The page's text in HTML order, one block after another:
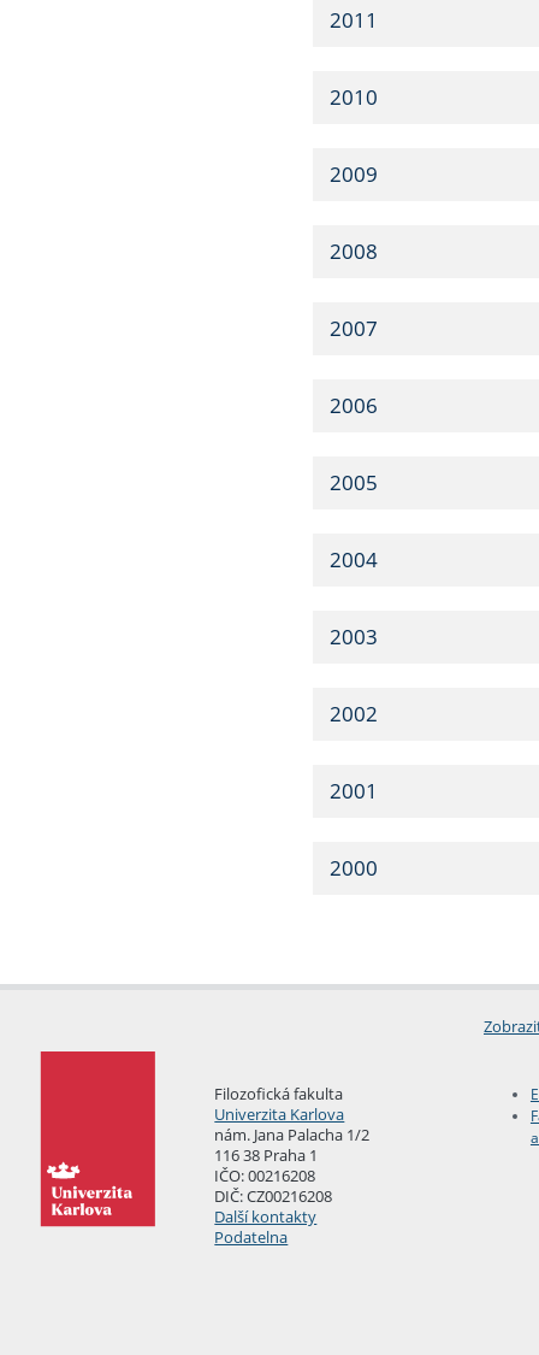
2011
2010
2009
2008
2007
2006
2005
2004
2003
2002
2001
2000
Filozofická fakulta
Univerzita Karlova
nám. Jana Palacha 1/2
116 38 Praha 1
IČO: 00216208
DIČ: CZ00216208
Další kontakty
Podatelna